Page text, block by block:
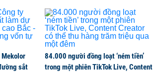
Mekolor
sắt
84.000 người đồng loạt ‘ném tiền’
trong một phiên TikTok Live, Content